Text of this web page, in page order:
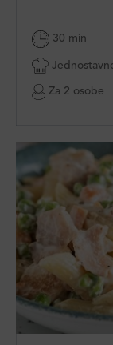
30 min
Za 2 osobe